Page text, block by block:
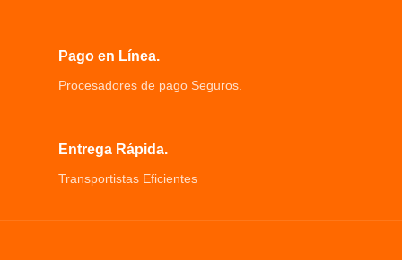
Pago en Línea.
Procesadores de pago Seguros.
Entrega Rápida.
Transportistas Eficientes